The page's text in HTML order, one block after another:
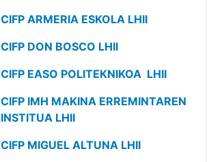
CIFP ARMERIA ESKOLA LHII
CIFP DON BOSCO LHII
CIFP EASO POLITEKNIKOA LHII
CIFP IMH MAKINA ERREMINTAREN
INSTITUA LHII
CIFP MIGUEL ALTUNA LHII